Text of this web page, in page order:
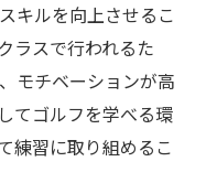
キルを向上させるこ
ラスで行われるた
モチベーションが高
てゴルフを学べる環
練習に取り組めるこ